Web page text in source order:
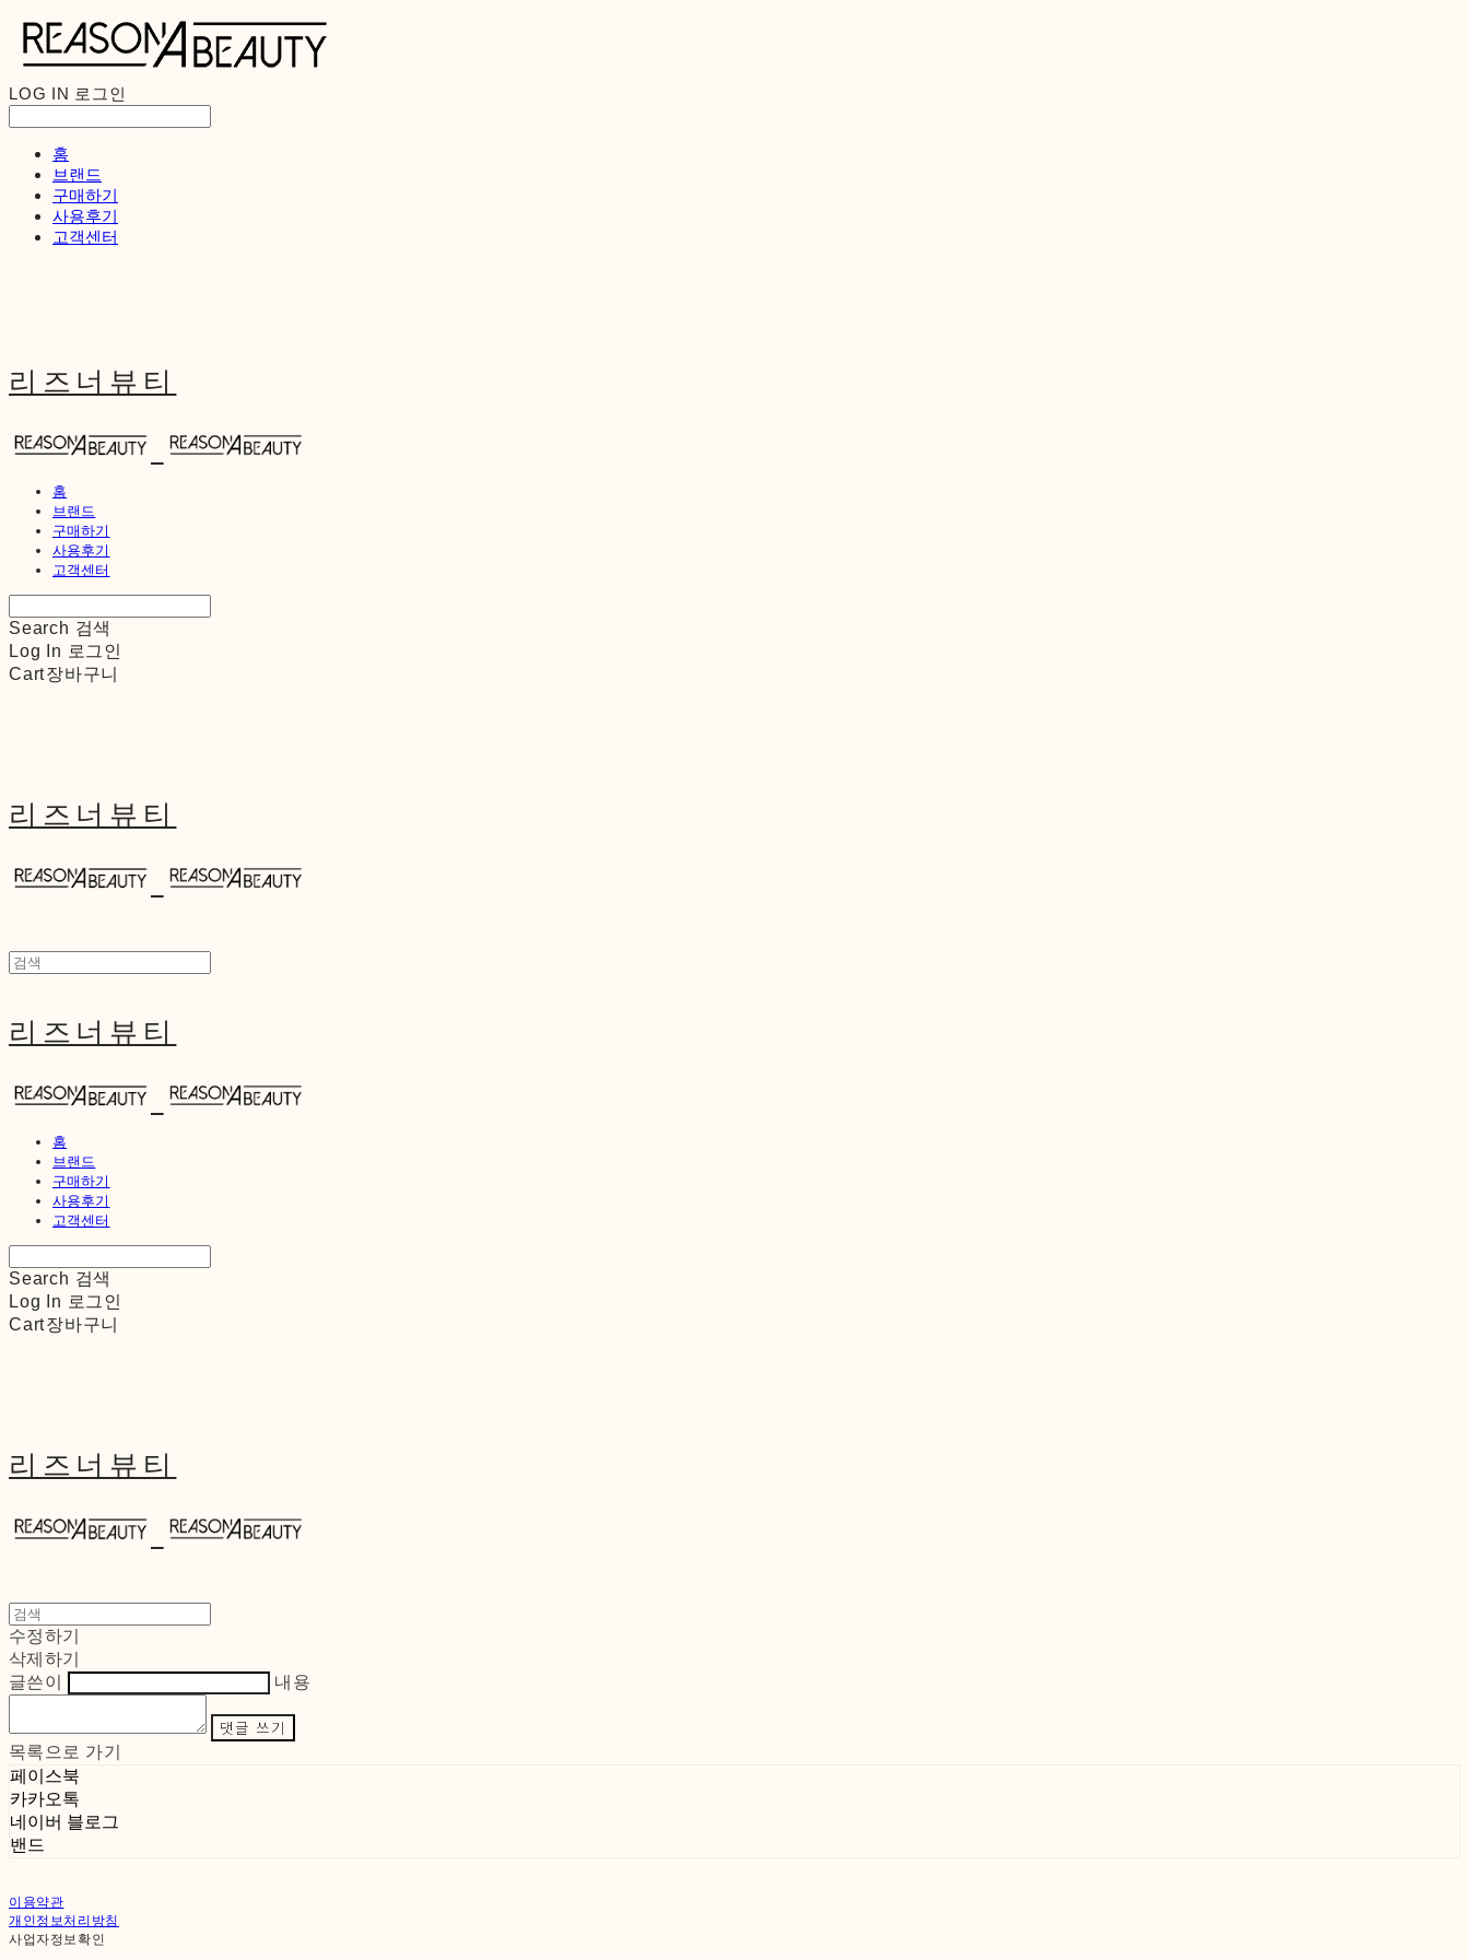
LOG IN 로그인
홈
브랜드
구매하기
사용후기
고객센터
리즈너뷰티
홈
브랜드
구매하기
사용후기
고객센터
Search 검색
Log In 로그인
Cart장바구니
리즈너뷰티
리즈너뷰티
홈
브랜드
구매하기
사용후기
고객센터
Search 검색
Log In 로그인
Cart장바구니
리즈너뷰티
수정하기
삭제하기
글쓴이
내용
댓글 쓰기
목록으로 가기
페이스북
카카오톡
네이버 블로그
밴드
이용약관
개인정보처리방침
사업자정보확인